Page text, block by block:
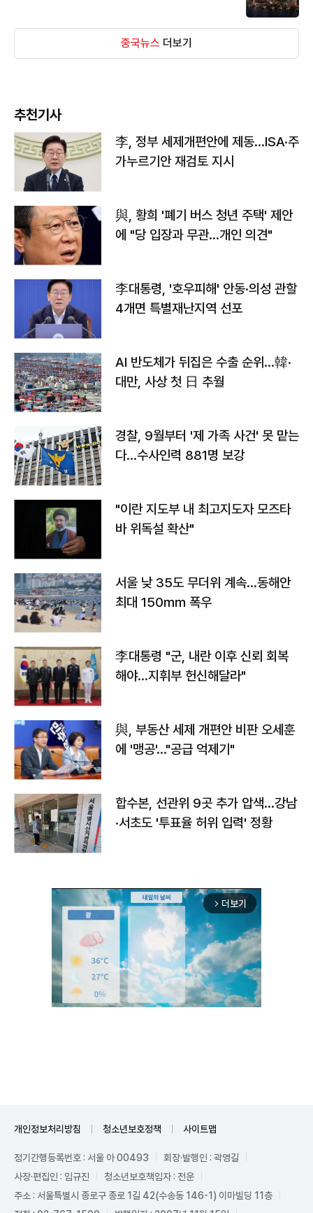
중국뉴스 더보기
추천기사
李, 정부 세제개편안에 제동…ISA·주
가누르기안 재검토 지시
與, 황희 '폐기 버스 청년 주택' 제안
에 "당 입장과 무관…개인 의견"
李대통령, '호우피해' 안동·의성 관할
4개면 특별재난지역 선포
AI 반도체가 뒤집은 수출 순위…韓·
대만, 사상 첫 日 추월
경찰, 9월부터 '제 가족 사건' 못 맡는
다…수사인력 881명 보강
"이란 지도부 내 최고지도자 모즈타
바 위독설 확산"
서울 낮 35도 무더위 계속…동해안
최대 150㎜ 폭우
李대통령 "군, 내란 이후 신뢰 회복
해야…지휘부 헌신해달라"
與, 부동산 세제 개편안 비판 오세훈
에 '맹공'…"공급 억제기"
합수본, 선관위 9곳 추가 압색…강남
·서초도 '투표율 허위 입력' 정황
arrow_forward_ios 더보기
개인정보처리방침 청소년보호정책 사이트맵
정기간행등록번호 : 서울 아 00493
회장·발행인 : 곽영길
사장·편집인 : 임규진
청소년보호책임자 : 전운
주소 : 서울특별시 종로구 종로 1길 42(수송동 146-1) 이마빌딩 11층